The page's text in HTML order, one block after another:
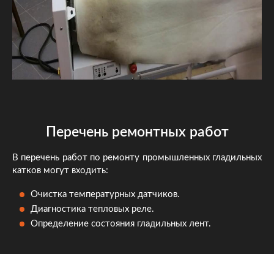
Перечень ремонтных работ
В перечень работ по ремонту промышленных гладильных
катков могут входить:
Очистка температурных датчиков.
Диагностика тепловых реле.
Определение состояния гладильных лент.